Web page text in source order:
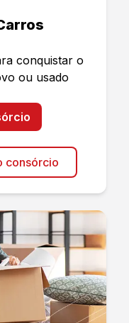
conquistar o
ou usado
consórcio